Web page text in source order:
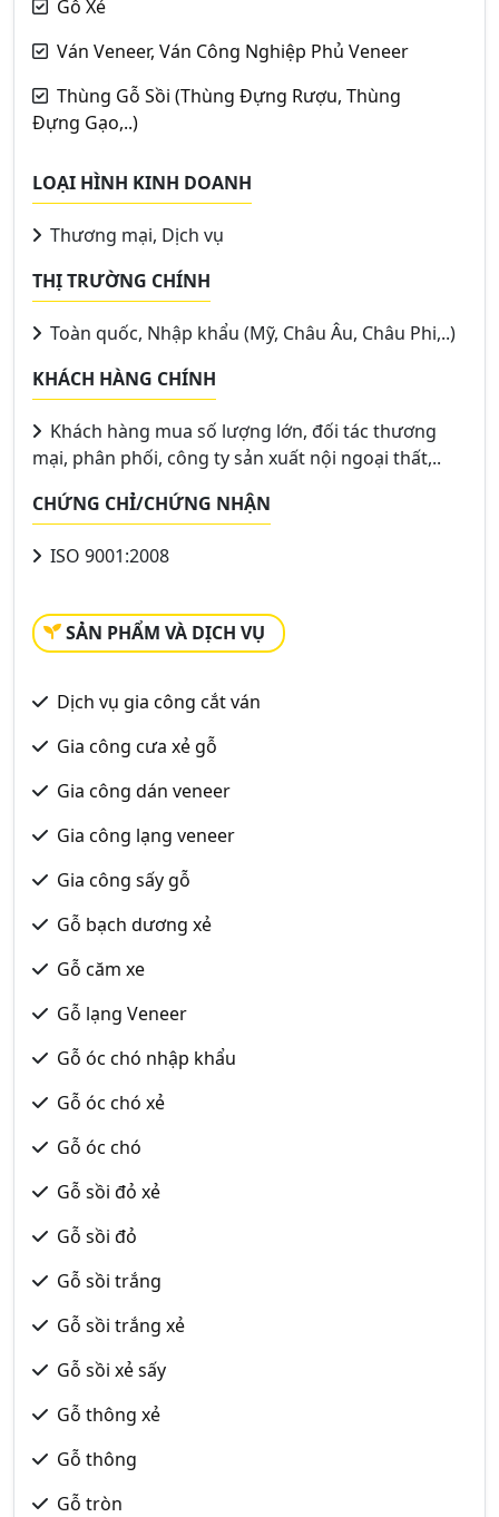
Gỗ Xẻ
Ván Veneer, Ván Công Nghiệp Phủ Veneer
Thùng Gỗ Sồi (Thùng Đựng Rượu, Thùng
Đựng Gạo,..)
LOẠI HÌNH KINH DOANH
Thương mại, Dịch vụ
THỊ TRƯỜNG CHÍNH
Toàn quốc, Nhập khẩu (Mỹ, Châu Âu, Châu Phi,..)
KHÁCH HÀNG CHÍNH
Khách hàng mua số lượng lớn, đối tác thương
mại, phân phối, công ty sản xuất nội ngoại thất,..
CHỨNG CHỈ/CHỨNG NHẬN
ISO 9001:2008
SẢN PHẨM VÀ DỊCH VỤ
Dịch vụ gia công cắt ván
Gia công cưa xẻ gỗ
Gia công dán veneer
Gia công lạng veneer
Gia công sấy gỗ
Gỗ bạch dương xẻ
Gỗ căm xe
Gỗ lạng Veneer
Gỗ óc chó nhập khẩu
Gỗ óc chó xẻ
Gỗ óc chó
Gỗ sồi đỏ xẻ
Gỗ sồi đỏ
Gỗ sồi trắng
Gỗ sồi trắng xẻ
Gỗ sồi xẻ sấy
Gỗ thông xẻ
Gỗ thông
Gỗ tròn